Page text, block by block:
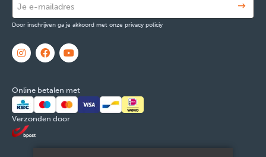
Door inschrijven ga je akkoord met onze privacy policiy
Online betalen met
Verzonden door